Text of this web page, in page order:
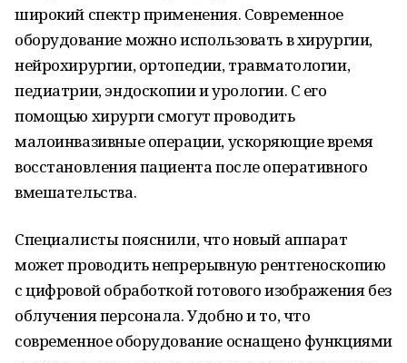
широкий спектр применения. Современное
оборудование можно использовать в хирургии,
нейрохирургии, ортопедии, травматологии,
педиатрии, эндоскопии и урологии. С его
помощью хирурги смогут проводить
малоинвазивные операции, ускоряющие время
восстановления пациента после оперативного
вмешательства.
Специалисты пояснили, что новый аппарат
может проводить непрерывную рентгеноскопию
с цифровой обработкой готового изображения без
облучения персонала. Удобно и то, что
современное оборудование оснащено функциями